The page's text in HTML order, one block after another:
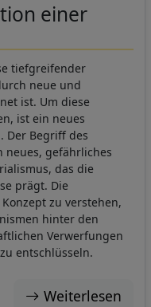
einer
tiefgreifender
neue und
ist. Um diese
ist ein neues
Der Begriff des
neues, gefährliches
das die
prägt. Die
zu verstehen,
hinter den
Verwerfungen
entschlüsseln.
Weiterlesen